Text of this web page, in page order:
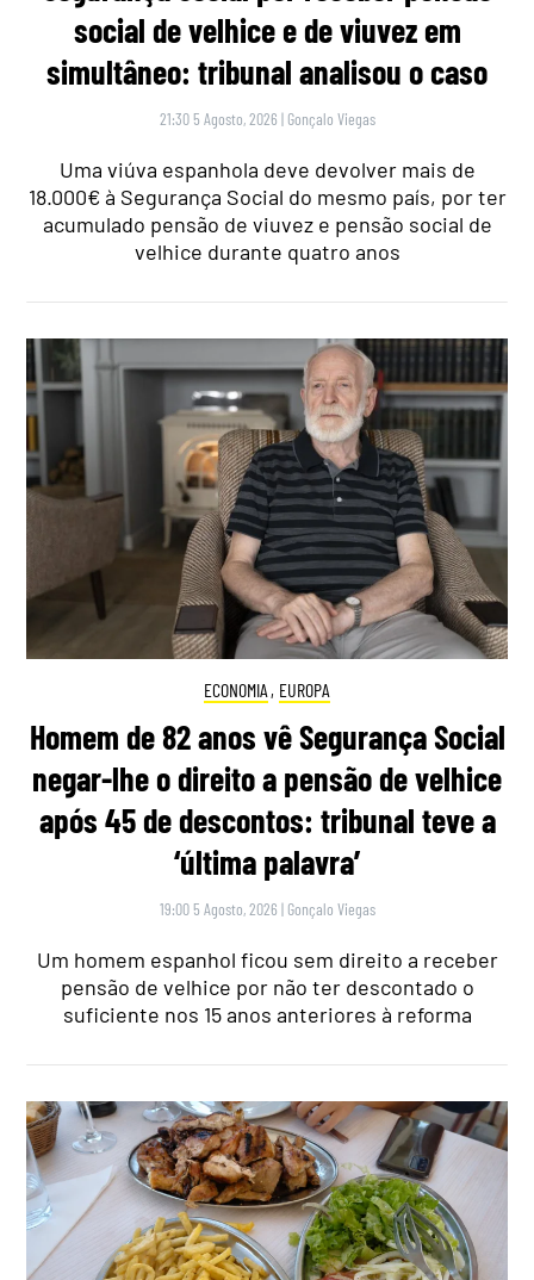
social de velhice e de viuvez em
simultâneo: tribunal analisou o caso
21:30 5 Agosto, 2026 | Gonçalo Viegas
Uma viúva espanhola deve devolver mais de
18.000€ à Segurança Social do mesmo país, por ter
acumulado pensão de viuvez e pensão social de
velhice durante quatro anos
ECONOMIA , EUROPA
Homem de 82 anos vê Segurança Social
negar-lhe o direito a pensão de velhice
após 45 de descontos: tribunal teve a
‘última palavra’
19:00 5 Agosto, 2026 | Gonçalo Viegas
Um homem espanhol ficou sem direito a receber
pensão de velhice por não ter descontado o
suficiente nos 15 anos anteriores à reforma